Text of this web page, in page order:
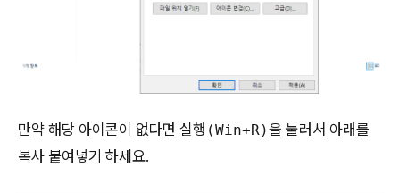
만약 해당 아이콘이 없다면 실행 (Win+R)을 눌러서 아래를
복사 붙여넣기 하세요.